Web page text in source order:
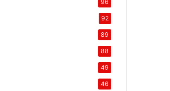
96
92
89
88
49
46